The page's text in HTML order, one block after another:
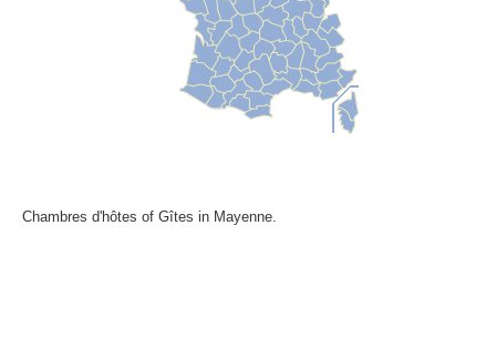
Chambres d'hôtes of Gîtes in Mayenne.